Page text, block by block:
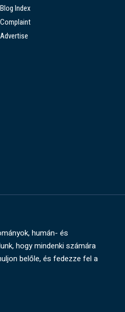
Blog Index
Complaint
Advertise
humán- és
hogy mindenki számára
belőle, és fedezze fel a